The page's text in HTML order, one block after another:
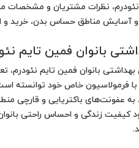
نئودرم، نظرات مشتریان و مشخصات
آسایش مناطق حساس بدن، خرید و
بانوان فمین تایم
کیفیت زندگی و احساس راحتی